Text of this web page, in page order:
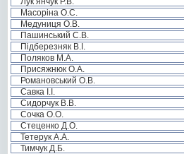
Масоріна О.С.
Медуниця О.В.
Пашинський С.В.
Підберезняк В.І.
Поляков М.А.
Присяжнюк О.А.
Романовський О.В.
Савка І.І.
Сидорчук В.В.
Сочка О.О.
Стеценко Д.О.
Тетерук А.А.
Тимчук Д.Б.